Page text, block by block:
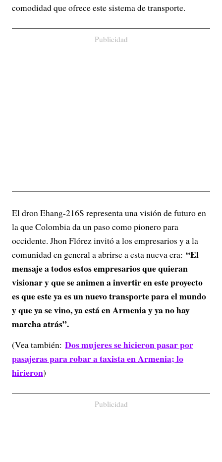
comodidad que ofrece este sistema de transporte.
Publicidad
El dron Ehang-216S representa una visión de futuro en
la que Colombia da un paso como pionero para
occidente. Jhon Flórez invitó a los empresarios y a la
comunidad en general a abrirse a esta nueva era: “El
mensaje a todos estos empresarios que quieran
visionar y que se animen a invertir en este proyecto
es que este ya es un nuevo transporte para el mundo
y que ya se vino, ya está en Armenia y ya no hay
marcha atrás”.
(Vea también: Dos mujeres se hicieron pasar por
pasajeras para robar a taxista en Armenia; lo
hirieron)
Publicidad